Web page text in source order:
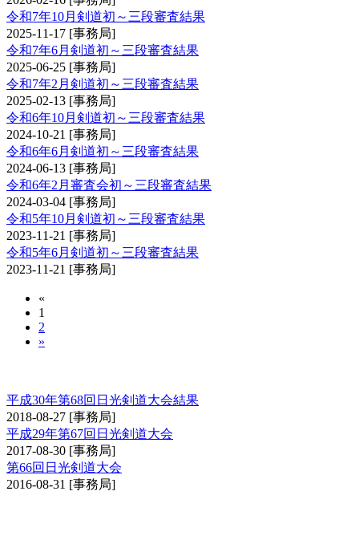
令和7年10月剣道初～三段審査結果
2025-11-17 [事務局]
令和7年6月剣道初～三段審査結果
2025-06-25 [事務局]
令和7年2月剣道初～三段審査結果
2025-02-13 [事務局]
令和6年10月剣道初～三段審査結果
2024-10-21 [事務局]
令和6年6月剣道初～三段審査結果
2024-06-13 [事務局]
令和6年2月審査会初～三段審査結果
2024-03-04 [事務局]
令和5年10月剣道初～三段審査結果
2023-11-21 [事務局]
令和5年6月剣道初～三段審査結果
2023-11-21 [事務局]
«
1
2
»
平成30年第68回日光剣道大会結果
2018-08-27 [事務局]
平成29年第67回日光剣道大会
2017-08-30 [事務局]
第66回日光剣道大会
2016-08-31 [事務局]